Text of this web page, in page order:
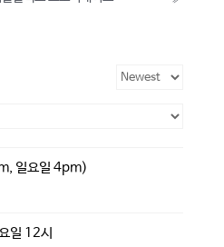
일요일 4pm)
일 12시